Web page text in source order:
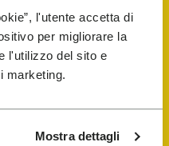
l'utente accetta di
per migliorare la
l'utilizzo del sito e
marketing.
Mostra dettagli